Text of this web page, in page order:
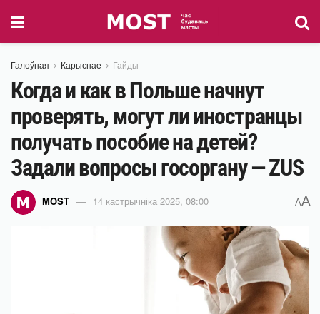
Галоўная Карыснае Гайды
Когда и как в Польше начнут
проверять, могут ли иностранцы
получать пособие на детей?
Задали вопросы госоргану — ZUS
MOST 14 кастрычніка 2025, 08:00 AA